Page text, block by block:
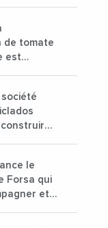
de tomate
est
société
le
Forsa qui
et